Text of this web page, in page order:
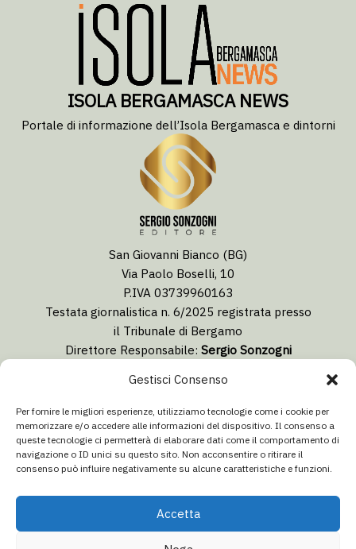
Gestisci Consenso
Per fornire le migliori esperienze, utilizziamo tecnologie come i cookie per
memorizzare e/o accedere alle informazioni del dispositivo. Il consenso a
queste tecnologie ci permetterà di elaborare dati come il comportamento di
navigazione o ID unici su questo sito. Non acconsentire o ritirare il
consenso può influire negativamente su alcune caratteristiche e funzioni.
Accetta
ISOLA BERGAMASCA NEWS
Portale di informazione dell’Isola Bergamasca e dintorni
San Giovanni Bianco (BG)
Via Paolo Boselli, 10
P.IVA 03739960163
Testata giornalistica n. 6/2025 registrata presso
il Tribunale di Bergamo
Direttore Responsabile: Sergio Sonzogni
redazione@isolabergamascanews.it
info@italiacommunication.com
Telefono: 0345 41834